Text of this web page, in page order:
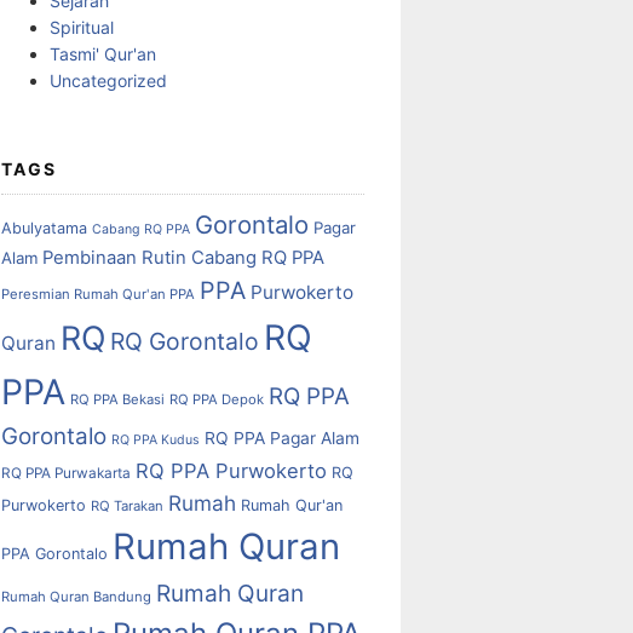
Spiritual
Tasmi' Qur'an
Uncategorized
TAGS
Abulyatama Cabang RQ PPA Gorontalo Pagar
Alam Pembinaan Rutin Cabang RQ PPA
Peresmian Rumah Qur'an PPA PPA Purwokerto
Quran RQ RQ Gorontalo RQ
PPA RQ PPA Bekasi RQ PPA Depok RQ PPA
Gorontalo RQ PPA Kudus RQ PPA Pagar Alam
RQ PPA Purwakarta RQ PPA Purwokerto RQ
Purwokerto RQ Tarakan Rumah Rumah Qur'an
PPA Gorontalo Rumah Quran
Rumah Quran Bandung Rumah Quran